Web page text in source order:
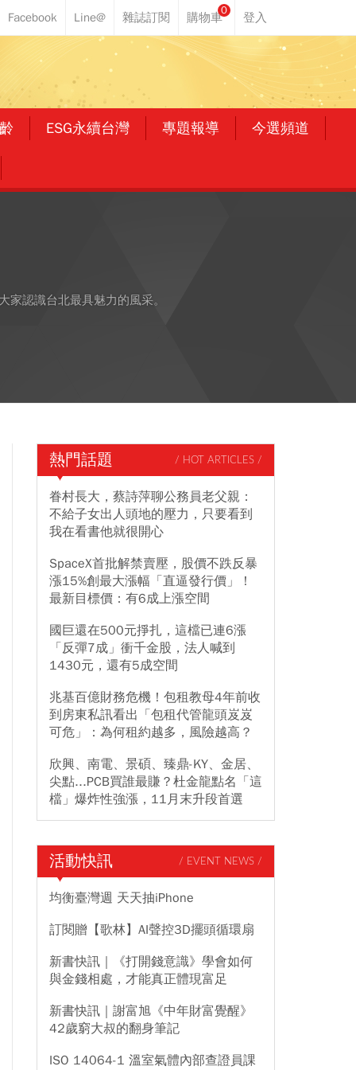
0
ESG永續台灣 專題報導 今選頻道
認識台北最具魅力的風采。
熱門話題 / HOT ARTICLES /
眷村長大，蔡詩萍聊公務員老父親：
不給子女出人頭地的壓力，只要看到
我在看書他就很開心
SpaceX首批解禁賣壓，股價不跌反暴
漲15%創最大漲幅「直逼發行價」！
最新目標價：有6成上漲空間
國巨還在500元掙扎，這檔已連6漲
「反彈7成」衝千金股，法人喊到
1430元，還有5成空間
兆基百億財務危機！包租教母4年前收
到房東私訊看出「包租代管龍頭岌岌
可危」：為何租約越多，風險越高？
欣興、南電、景碩、臻鼎-KY、金居、
尖點...PCB買誰最賺？杜金龍點名「這
檔」爆炸性強漲，11月末升段首選
活動快訊 / EVENT NEWS /
均衡臺灣週 天天抽iPhone
訂閱贈【歌林】AI聲控3D擺頭循環扇
新書快訊｜《打開錢意識》學會如何
與金錢相處，才能真正體現富足
新書快訊｜謝富旭《中年財富覺醒》
42歲窮大叔的翻身筆記
ISO 14064-1 溫室氣體內部查證員課